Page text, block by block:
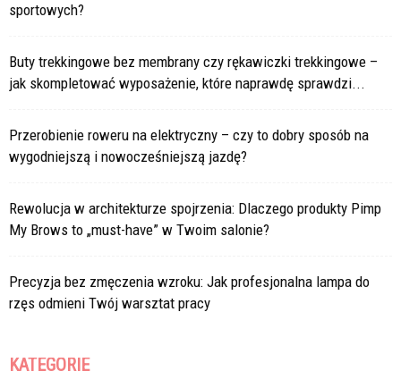
sportowych?
Buty trekkingowe bez membrany czy rękawiczki trekkingowe –
jak skompletować wyposażenie, które naprawdę sprawdzi...
Przerobienie roweru na elektryczny – czy to dobry sposób na
wygodniejszą i nowocześniejszą jazdę?
Rewolucja w architekturze spojrzenia: Dlaczego produkty Pimp
My Brows to „must-have” w Twoim salonie?
Precyzja bez zmęczenia wzroku: Jak profesjonalna lampa do
rzęs odmieni Twój warsztat pracy
KATEGORIE